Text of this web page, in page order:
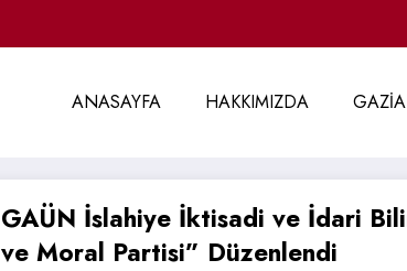
ANASAYFA HAKKIMIZDA
GAÜN İslahiye İktisadi ve İdari
ve Moral Partisi” Düzenlendi